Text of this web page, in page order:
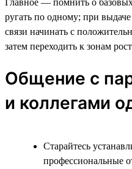
ругать по одному; при
связи начинать с
затем переходить к зонам
Общение с
и коллегами
Старайтесь
профессиональные